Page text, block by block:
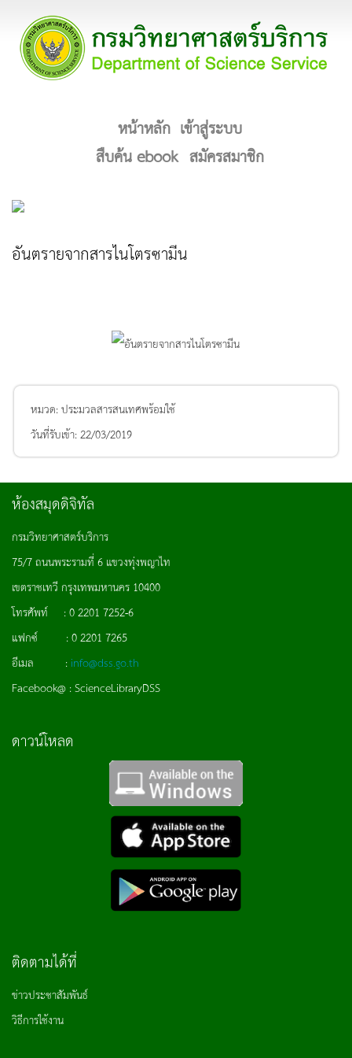
หน้าหลัก เข้าสู่ระบบ
สืบค้น ebook สมัครสมาชิก
อันตรายจากสารไนโตรซามีน
หมวด:ประมวลสารสนเทศพร้อมใช้
วันที่รับเข้า:22/03/2019
ห้องสมุดดิจิทัล
กรมวิทยาศาสตร์บริการ
75/7 ถนนพระรามที่ 6 แขวงทุ่งพญาไท
เขตราชเทวี กรุงเทพมหานคร 10400
โทรศัพท์ : 0 2201 7252-6
แฟกซ์ : 0 2201 7265
อีเมล : info@dss.go.th
Facebook@ : ScienceLibraryDSS
ดาวน์โหลด
ติดตามได้ที่
ข่าวประชาสัมพันธ์
วิธีการใช้งาน